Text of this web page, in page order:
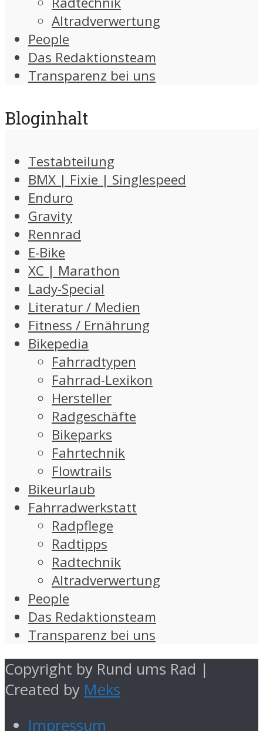
Altradverwertung
People
Das Redaktionsteam
Transparenz bei uns
Bloginhalt
Testabteilung
BMX | Fixie | Singlespeed
Enduro
Gravity
Rennrad
E-Bike
XC | Marathon
Lady-Special
Literatur / Medien
Fitness / Ernährung
Bikepedia
Fahrradtypen
Fahrrad-Lexikon
Hersteller
Radgeschäfte
Bikeparks
Fahrtechnik
Flowtrails
Bikeurlaub
Fahrradwerkstatt
Radpflege
Radtipps
Radtechnik
Altradverwertung
People
Das Redaktionsteam
Transparenz bei uns
Copyright by Rund ums Rad |
Created by Meks
Impressum